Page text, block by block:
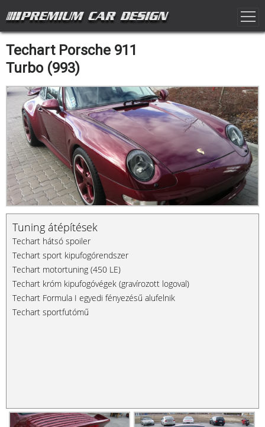
Techart Porsche 911
Turbo (993)
Tuning átépítések
Techart hátsó spoiler
Techart sport kipufogórendszer
Techart motortuning (450 LE)
Techart króm kipufogóvégek (gravírozott logoval)
Techart Formula I egyedi fényezésű alufelnik
Techart sportfutómű